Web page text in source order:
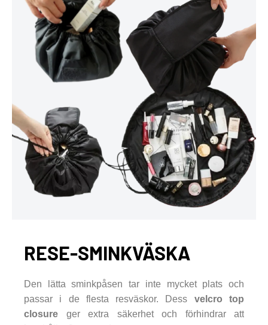
RESE-SMINKVÄSKA
Den lätta sminkpåsen tar inte mycket plats och
passar i de flesta resväskor. Dess velcro top
closure ger extra säkerhet och förhindrar att